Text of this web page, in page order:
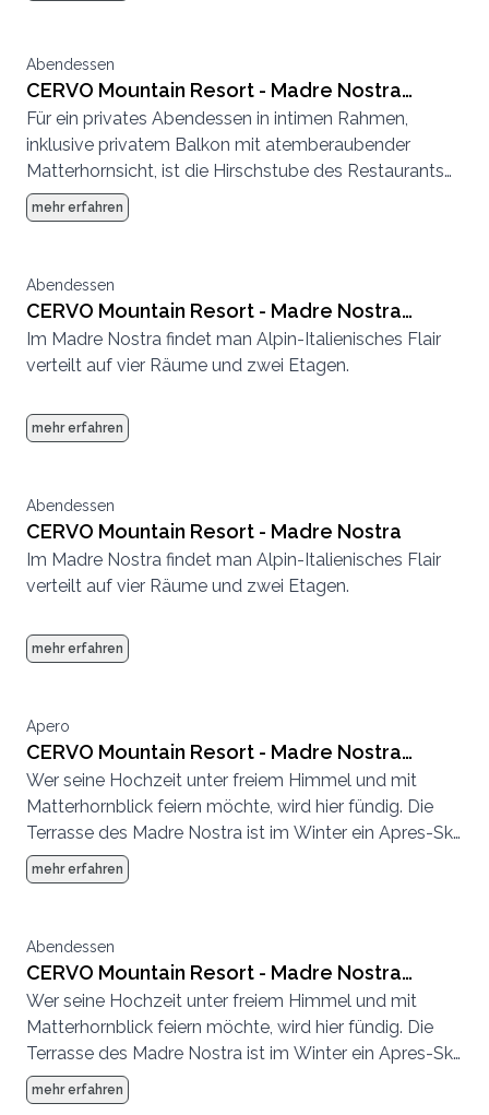
Abendessen
CERVO Mountain Resort - Madre Nostra
Hirschstube
Für ein privates Abendessen in intimen Rahmen,
inklusive privatem Balkon mit atemberaubender
Matterhornsicht, ist die Hirschstube des Restaurants
Madre Nostra der perfekte Ort.
mehr erfahren
Abendessen
CERVO Mountain Resort - Madre Nostra
Rehstube
Im Madre Nostra findet man Alpin-Italienisches Flair
verteilt auf vier Räume und zwei Etagen.
mehr erfahren
Abendessen
CERVO Mountain Resort - Madre Nostra
Im Madre Nostra findet man Alpin-Italienisches Flair
verteilt auf vier Räume und zwei Etagen.
mehr erfahren
Apero
CERVO Mountain Resort - Madre Nostra
Terrasse
Wer seine Hochzeit unter freiem Himmel und mit
Matterhornblick feiern möchte, wird hier fündig. Die
Terrasse des Madre Nostra ist im Winter ein Apres-Ski
Hotspot und im Sommer eine entspannte
Sonnenterrasse.
mehr erfahren
Abendessen
CERVO Mountain Resort - Madre Nostra
Terrasse
Wer seine Hochzeit unter freiem Himmel und mit
Matterhornblick feiern möchte, wird hier fündig. Die
Terrasse des Madre Nostra ist im Winter ein Apres-Ski
Hotspot und im Sommer eine entspannte
Sonnenterrasse.
mehr erfahren